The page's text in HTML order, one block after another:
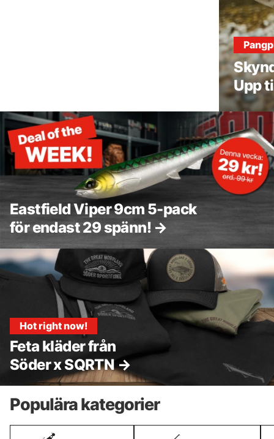
Upp
Eastfield Viper 9cm 5-pack
för endast 29 spänn! →
Feta kläder från
Söder x SQRTN →
Hot right now!
Populära kategorier